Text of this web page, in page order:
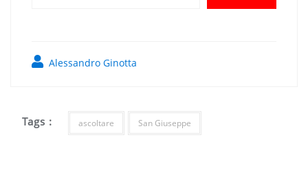
Alessandro Ginotta
Tags : ascoltare San Giuseppe